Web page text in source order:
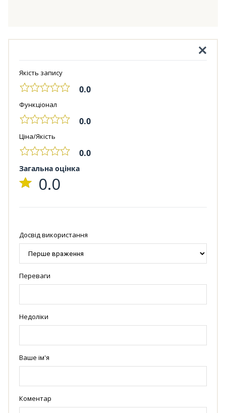
Якість запису
0.0
Функціонал
0.0
Ціна/Якість
0.0
Загальна оцінка
0.0
Досвід використання
Переваги
Недоліки
Ваше ім'я
Коментар